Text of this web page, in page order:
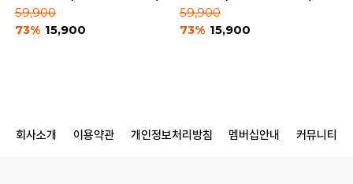
59,900
73% 15,900
59,900
73% 15,900
회사소개 이용약관 개인정보처리방침 멤버십안내 커뮤니티